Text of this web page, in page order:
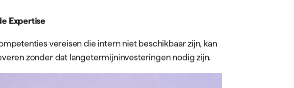
Expertise
vereisen die intern niet beschikbaar zijn, kan
zonder dat langetermijninvesteringen nodig zijn.